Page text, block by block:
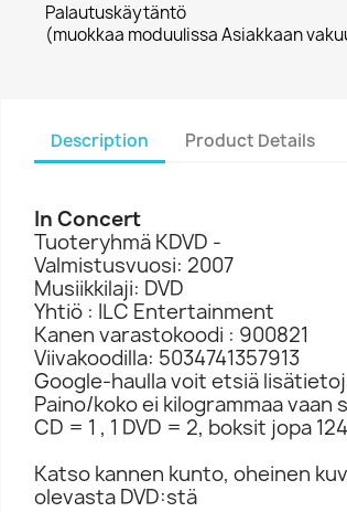
Palautuskäytäntö
(muokkaa moduulissa Asiakkaan
Description Product Details
In Concert
Tuoteryhmä KDVD -
Valmistusvuosi: 2007
Musiikkilaji: DVD
Yhtiö : ILC Entertainment
Kanen varastokoodi : 900821
Viivakoodilla: 5034741357913
Google-haulla voit etsiä
Paino/koko ei kilogrammaa vaan
CD = 1 , 1 DVD = 2, boksit jopa
Katso kannen kunto, oheinen
olevasta DVD:stä